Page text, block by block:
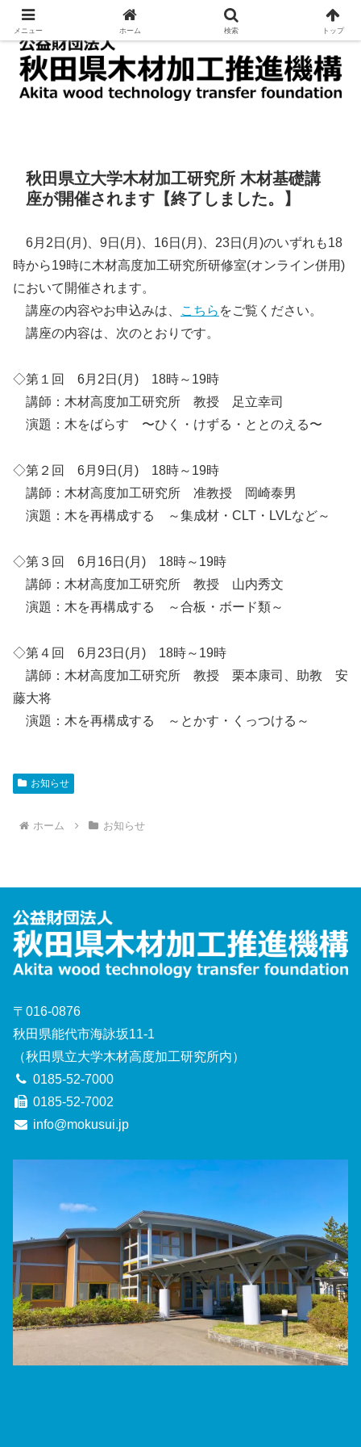
木材の加工及び利用に関する技術の指導及び普及
秋田県立大学木材加工研究所 木材基礎講
座が開催されます【終了しました。】
6月2日(月)、9日(月)、16日(月)、23日(月)のいずれも18
時から19時に木材高度加工研究所研修室(オンライン併用)
において開催されます。
講座の内容やお申込みは、
こちら をご覧ください。
講座の内容は、次のとおりです。
◇第１回 6月2日(月) 18時～19時
講師：木材高度加工研究所 教授 足立幸司
演題：木をばらす 〜ひく・けずる・ととのえる〜
◇第２回 6月9日(月) 18時～19時
講師：木材高度加工研究所 准教授 岡崎泰男
演題：木を再構成する ～集成材・CLT・LVLなど～
◇第３回 6月16日(月) 18時～19時
講師：木材高度加工研究所 教授 山内秀文
演題：木を再構成する ～合板・ボード類～
◇第４回 6月23日(月) 18時～19時
講師：木材高度加工研究所 教授 栗本康司、助教 安
藤大将
演題：木を再構成する ～とかす・くっつける～
お知らせ
ホーム お知らせ
〒016-0876
秋田県能代市海詠坂11-1
（秋田県立大学木材高度加工研究所内）
0185-52-7000
0185-52-7002
info@mokusui.jp
メニュー ホーム 検索 トップ